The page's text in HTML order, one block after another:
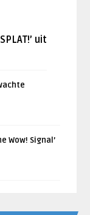
uit
Wow! Signal’